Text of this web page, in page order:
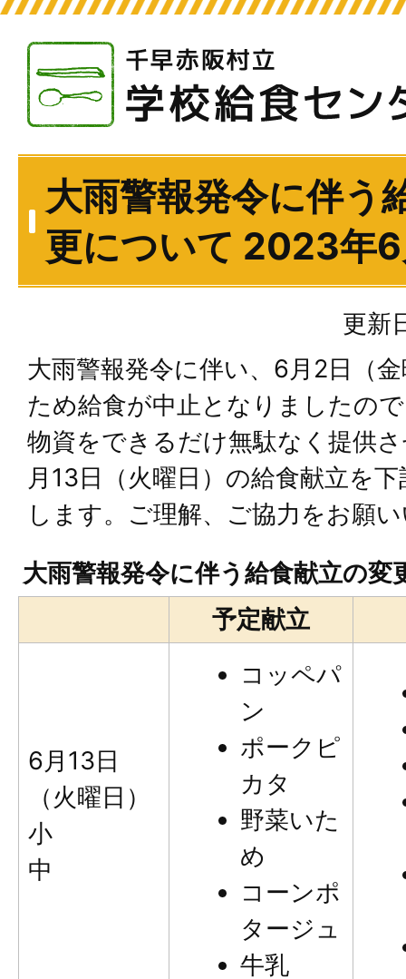
大雨警報発令に伴う
更について 2023年
更新
大雨警報発令に伴い、6月2日（
ため給食が中止となりましたの
物資をできるだけ無駄なく提供
月13日（火曜日）の給食献立を
します。ご理解、ご協力をお願
大雨警報発令に伴う給食献立の変
予定献立
6月13日
（火曜日）
小
中
コッペパ
ン
ポークピ
カタ
野菜いた
め
コーンポ
タージュ
牛乳